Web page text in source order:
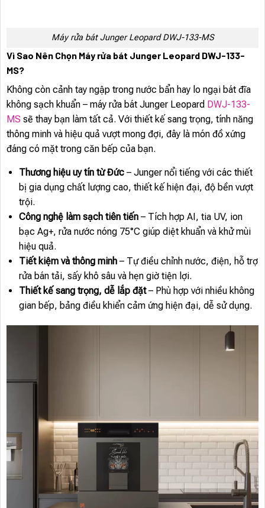
Máy rửa bát Junger Leopard DWJ-133-MS
Vì Sao Nên Chọn Máy rửa bát Junger Leopard DWJ-133-
MS?
Không còn cảnh tay ngập trong nước bẩn hay lo ngại bát đĩa
không sạch khuẩn – máy rửa bát Junger Leopard DWJ-133-
MS sẽ thay bạn làm tất cả. Với thiết kế sang trọng, tính năng
thông minh và hiệu quả vượt mong đợi, đây là món đồ xứng
đáng có mặt trong căn bếp của bạn.
Thương hiệu uy tín từ Đức– Junger nổi tiếng với các thiết
bị gia dụng chất lượng cao, thiết kế hiện đại, độ bền vượt
trội.
Công nghệ làm sạch tiên tiến– Tích hợp AI, tia UV, ion
bạc Ag+, rửa nước nóng 75°C giúp diệt khuẩn và khử mùi
hiệu quả.
Tiết kiệm và thông minh– Tự điều chỉnh nước, điện, hỗ trợ
rửa bán tải, sấy khô sâu và hẹn giờ tiện lợi.
Thiết kế sang trọng, dễ lắp đặt– Phù hợp với nhiều không
gian bếp, bảng điều khiển cảm ứng hiện đại, dễ sử dụng.